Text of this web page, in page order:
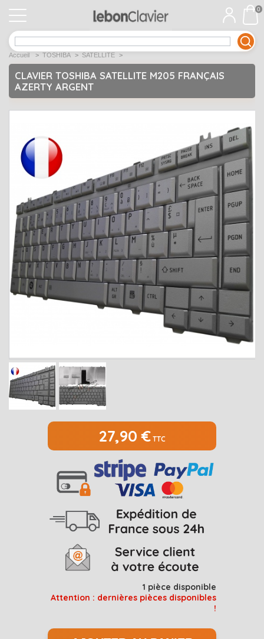
APPLE 1
Open submenu
ACER 12
Open submenu
ASUS
Déstockage Open submenu
EMACHINES 2
Open submenu
FUJITSU SIEMENS Open submenu
HP Open submenu
LENOVO Open submenu
MEDION 2
Open submenu
Open submenu
4
Open submenu
SAMSUNG
SONY
0
Accueil > TOSHIBA > SATELLITE >
CLAVIER TOSHIBA SATELLITE M205 FRANÇAIS
AZERTY ARGENT
27,90 € TTC
1 pièce disponible
Attention : dernières pièces disponibles
!